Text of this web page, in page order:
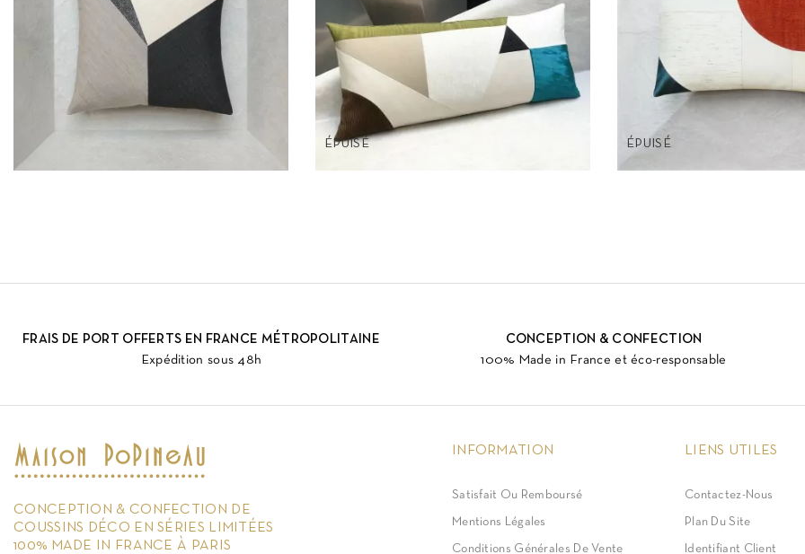
ÉPUISÉ ÉPUISÉ
FRAIS DE PORT OFFERTS EN FRANCE MÉTROPOLITAINE
Expédition sous 48h
CONCEPTION & CONFECTION
100% Made in France et éco-responsable
CONCEPTION & CONFECTION DE
COUSSINS DÉCO EN SÉRIES LIMITÉES
100% MADE IN FRANCE À PARIS
INFORMATION
Satisfait Ou Remboursé
Mentions Légales
Conditions Générales De Vente
LIENS UTILES
Contactez-Nous
Plan Du Site
Identifiant Client